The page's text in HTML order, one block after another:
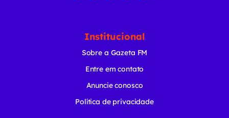
Institucional
Sobre a Gazeta FM
Entre em contato
Anuncie conosco
Política de privacidade